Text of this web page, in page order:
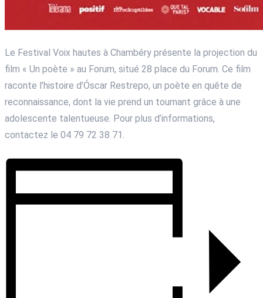
Le Festival Voix hautes à Chambéry présente la projection du
film « Un poète » au Forum, situé 28 place du Forum. Ce film
raconte l’histoire d’Óscar Restrepo, un poète en quête de
reconnaissance, dont la vie prend un tournant grâce à une
adolescente talentueuse. Pour plus d’informations,
contactez le 04 79 72 38 71.